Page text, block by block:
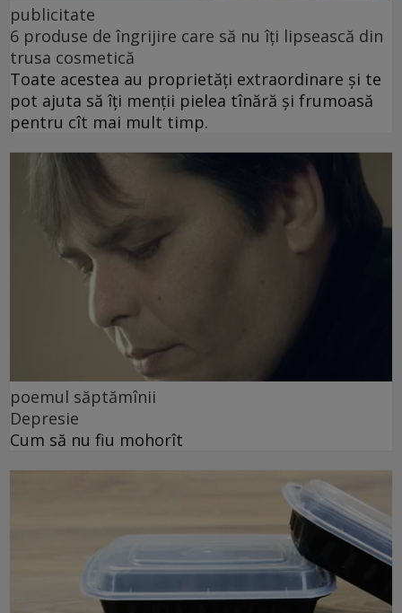
publicitate
6 produse de îngrijire care să nu îți lipsească din
trusa cosmetică
Toate acestea au proprietăți extraordinare și te
pot ajuta să îți menții pielea tînără și frumoasă
pentru cît mai mult timp.
poemul săptămînii
Depresie
Cum să nu fiu mohorît